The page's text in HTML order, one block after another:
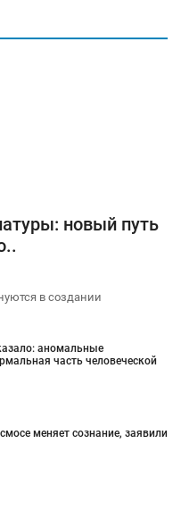
новый путь
в создании
аномальные
часть человеческой
меняет сознание, заявили